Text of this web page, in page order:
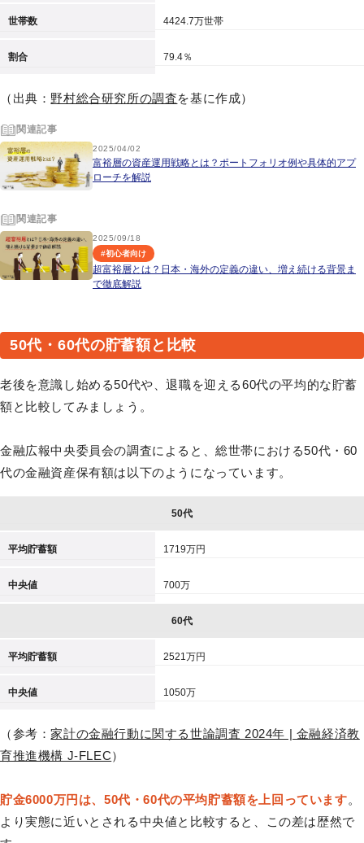
世帯数 4424.7万世帯
割合 79.4％
（出典： 野村総合研究所の調査を基に作成）
関連記事
2025/04/02
富裕層の資産運用戦略とは？ポートフォリオ例や具体的アプ
ローチを解説
関連記事
2025/09/18
#初心者向け
超富裕層とは？日本・海外の定義の違い、増え続ける背景ま
で徹底解説
50代・60代の貯蓄額と比較
老後を意識し始める50代や、退職を迎える60代の平均的な貯蓄
額と比較してみましょう。
金融広報中央委員会の調査によると、総世帯における50代・60
代の金融資産保有額は以下のようになっています。
50代
平均貯蓄額 1719万円
中央値 700万
60代
平均貯蓄額 2521万円
中央値 1050万
（参考：家計の金融行動に関する世論調査 2024年 | 金融経済教
育推進機構 J-FLEC）
貯金6000万円は、50代・60代の平均貯蓄額を上回っています。
より実態に近いとされる中央値と比較すると、この差は歴然で